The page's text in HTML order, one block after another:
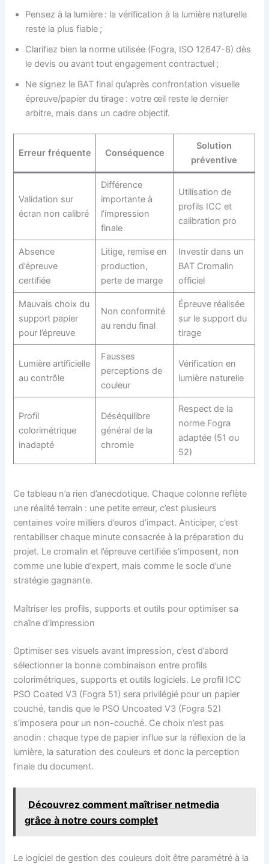
Pensez à la lumière : la vérification à la lumière naturelle
reste la plus fiable ;
Clarifiez bien la norme utilisée (Fogra, ISO 12647-8) dès
le devis ou avant tout engagement contractuel ;
Ne signez le BAT final qu’après confrontation visuelle
épreuve/papier du tirage : votre œil reste le dernier
arbitre, mais dans un cadre objectif.
Erreur fréquente Conséquence
Solution
préventive
Validation sur
écran non calibré
Différence
importante à
l’impression
finale
Utilisation de
profils ICC et
calibration pro
Absence
d’épreuve
certifiée
Litige, remise en
production,
perte de marge
Investir dans un
BAT Cromalin
officiel
Mauvais choix du
support papier
pour l’épreuve
Non conformité
au rendu final
Épreuve réalisée
sur le support du
tirage
Lumière artificielle
au contrôle
Fausses
perceptions de
couleur
Vérification en
lumière naturelle
Profil
colorimétrique
inadapté
Déséquilibre
général de la
chromie
Respect de la
norme Fogra
adaptée (51 ou
52)
Ce tableau n’a rien d’anecdotique. Chaque colonne reflète
une réalité terrain : une petite erreur, c’est plusieurs
centaines voire milliers d’euros d’impact. Anticiper, c’est
rentabiliser chaque minute consacrée à la préparation du
projet. Le cromalin et l’épreuve certifiée s’imposent, non
comme une lubie d’expert, mais comme le socle d’une
stratégie gagnante.
Maîtriser les profils, supports et outils pour optimiser sa
chaîne d’impression
Optimiser ses visuels avant impression, c’est d’abord
sélectionner la bonne combinaison entre profils
colorimétriques, supports et outils logiciels. Le profil ICC
PSO Coated V3 (Fogra 51) sera privilégié pour un papier
couché, tandis que le PSO Uncoated V3 (Fogra 52)
s’imposera pour un non-couché. Ce choix n’est pas
anodin : chaque type de papier influe sur la réflexion de la
lumière, la saturation des couleurs et donc la perception
finale du document.
Découvrez comment maîtriser netmedia
grâce à notre cours complet
Le logiciel de gestion des couleurs doit être paramétré à la